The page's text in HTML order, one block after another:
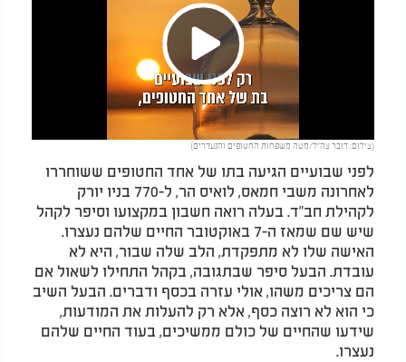
Play
Video
(צילום: דובר צה"ל/מטה משפחות החטופים והנעדרים)
לפני שבועיים הגיעה בתו של אחד החטופים ששוחררו
לאחרונה משבי חמאס, לואיס הר, ל-770 בניו יורק
לקהילת חב"ד. בעלה רואה חשבון במקצועו וסיפר לקהל
שיש שם שמאז ה-7 באוקטובר החיים שלהם נעצרו.
האישה שלו לא מתפקדת, הלב שלה שבור, היא לא
עובדת. הבעל סיפר שבתגובה, בקהל התחילו לשאול אם
הם צריכים משהו, אולי עזרה בכסף ודברים. הבעל השיב
כי הוא לא רוצה כסף, אלא רק להעלות את המודעות,
שידעו שהחיים של כולם ממשיכים, בעוד החיים שלהם
נעצרו.